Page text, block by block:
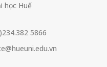
học Huế
5866